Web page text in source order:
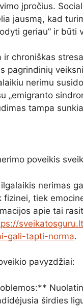
įpročius.
jausmą, kad
geriau” ir būti
ir chroniškas
pagrindinių
nerimu
„emigranto
tampa
poveikis
nerimas
fizinei, tiek
apie tai
gali-tapti-norma.
pavyzdžiai:
širdies